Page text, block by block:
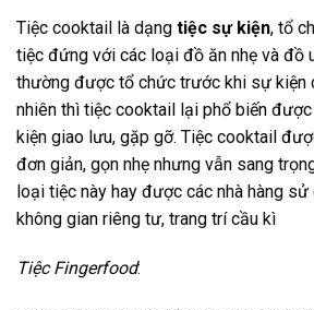
Tiệc cooktail là dạng tiệc sự kiện, tổ
tiệc đứng với các loại đồ ăn nhẹ và đồ
thường được tổ chức trước khi sự kiện
nhiên thì tiệc cooktail lại phổ biến
kiện giao lưu, gặp gỡ. Tiệc cooktail
đơn giản, gọn nhẹ nhưng vẫn sang
loại tiệc này hay được các nhà hàng
không gian riêng tư, trang trí cầu kì
Tiệc Fingerfood: